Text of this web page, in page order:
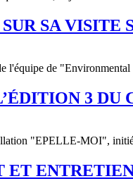
SA VISITE
l'équipe de
3 DU
"EPELLE-MOI",
ET